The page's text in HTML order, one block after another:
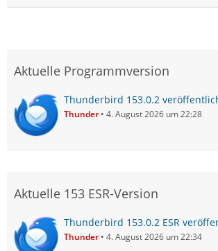
Aktuelle Programmversion
Thunderbird 153.0.2
Thunder 4. August 2026 um 22:28
Aktuelle 153 ESR-Version
Thunderbird 153.0.2 ESR
Thunder 4. August 2026 um 22:34